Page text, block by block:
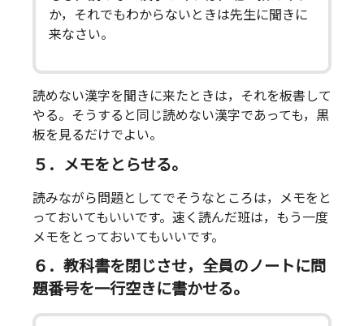
か，それでもわからないときは先生に聞きに
来なさい。
読めない漢字を聞きに来たときは，それを板書して
やる。そうすると同じ読めない漢字であっても，黒
板を見るだけでよい。
５．メモをとらせる。
読みながら問題としてでそうなところは，メモをと
っておいてもいいです。速く読んだ班は，もう一度
メモをとっておいてもいいです。
６．教科書を閉じさせ，全員のノートに問
題番号を一行空きに書かせる。